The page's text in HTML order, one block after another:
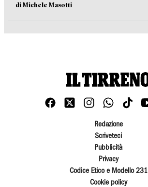
di Michele Masotti
Redazione
Scriveteci
Pubblicità
Privacy
Codice Etico e Modello 231
Cookie policy